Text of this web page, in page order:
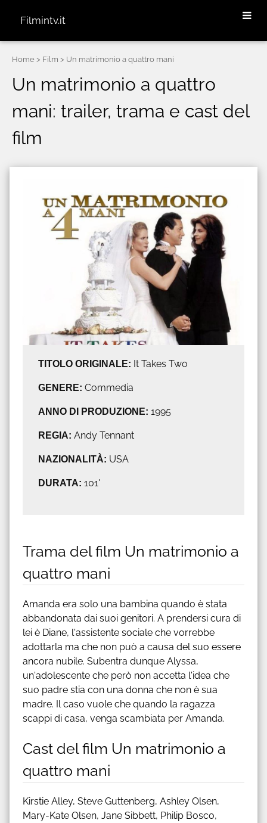
Filmintv.it
Home > Film > Un matrimonio a quattro mani
Un matrimonio a quattro
mani: trailer, trama e cast del
film
TITOLO ORIGINALE: It Takes Two
GENERE: Commedia
ANNO DI PRODUZIONE: 1995
REGIA: Andy Tennant
NAZIONALITÀ: USA
DURATA: 101'
Trama del film Un matrimonio a
quattro mani
Amanda era solo una bambina quando è stata
abbandonata dai suoi genitori. A prendersi cura di
lei è Diane, l'assistente sociale che vorrebbe
adottarla ma che non può a causa del suo essere
ancora nubile. Subentra dunque Alyssa,
un'adolescente che però non accetta l'idea che
suo padre stia con una donna che non è sua
madre. Il caso vuole che quando la ragazza
scappi di casa, venga scambiata per Amanda.
Cast del film Un matrimonio a
quattro mani
Kirstie Alley, Steve Guttenberg, Ashley Olsen,
Mary-Kate Olsen, Jane Sibbett, Philip Bosco,